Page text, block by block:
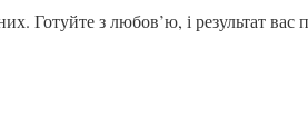
Готуйте з любов’ю, і результат вас